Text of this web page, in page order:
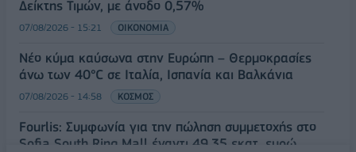
Δείκτης Τιμών, με άνοδο 0,57%
07/08/2026 - 15:21 ΟΙΚΟΝΟΜΙΑ
Νέο κύμα καύσωνα στην Ευρώπη – Θερμοκρασίες
άνω των 40°C σε Ιταλία, Ισπανία και Βαλκάνια
07/08/2026 - 14:58 ΚΟΣΜΟΣ
Fourlis: Συμφωνία για την πώληση συμμετοχής στο
Sofia South Ring Mall έναντι 49,35 εκατ. ευρώ